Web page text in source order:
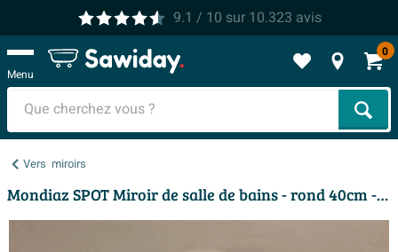
9.1 / 10 sur 10.323 avis
Menu
0
Vers miroirs
Mondiaz SPOT Miroir de salle de bains - rond 40cm - tablette de miroir - couleur Cale